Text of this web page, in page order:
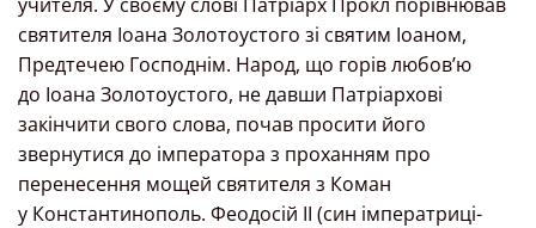
святителя Іоана Золотоустого зі святим Іоаном,
Предтечею Господнім. Народ, що горів любов’ю
до Іоана Золотоустого, не давши Патріархові
закінчити свого слова, почав просити його
звернутися до імператора з проханням про
перенесення мощей святителя з Коман
у Константинополь. Феодосій ІІ (син імператриці-